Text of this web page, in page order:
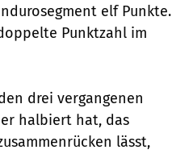
elf Punkte.
Punktzahl im
drei vergangenen
halbiert hat, das
lässt,